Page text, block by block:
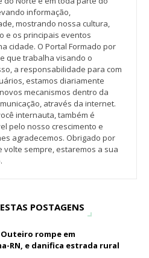
informação,
mostrando nossa cultura,
e os principais eventos
cidade. O Portal Formado por
que trabalha visando o
a responsabilidade para com
estamos diariamente
mecanismos dentro da
através da internet.
internauta, também é
pelo nosso crescimento e
agradecemos. Obrigado por
volte sempre, estaremos a sua
POSTAGENS
rompe em
RN, e danifica estrada rural